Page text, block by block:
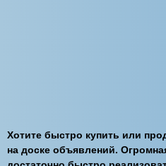
Хотите быстро купить или
на доске объявлений.